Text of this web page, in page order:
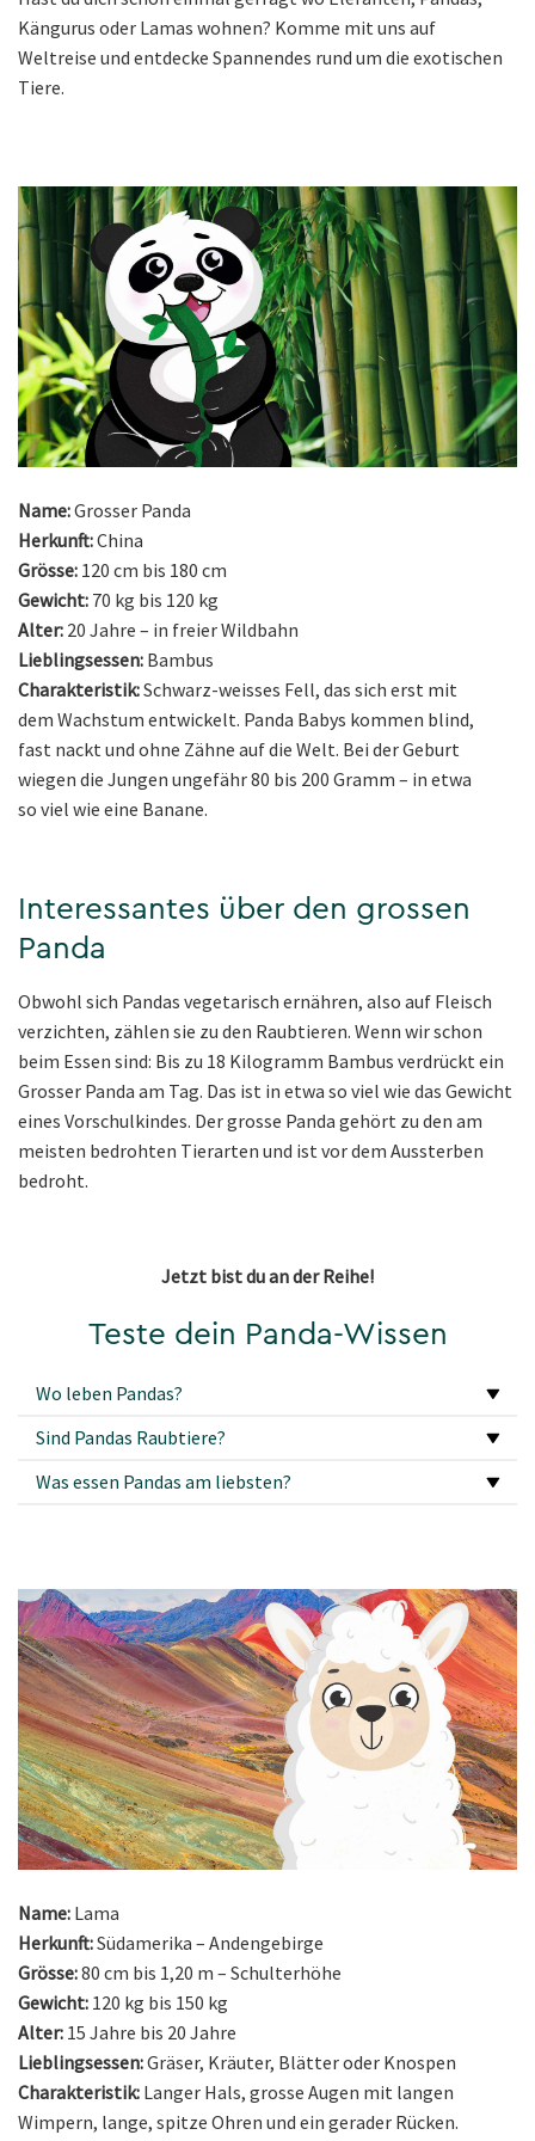
Kängurus oder Lamas wohnen? Komme mit uns auf
Weltreise und entdecke Spannendes rund um die exotischen
Tiere.
Name:Grosser Panda
Herkunft:China
Grösse: 120 cm bis 180 cm
Gewicht: 70 kg bis 120 kg
Alter: 20 Jahre – in freier Wildbahn
Lieblingsessen: Bambus
Charakteristik:Schwarz-weisses Fell, das sich erst mit
dem Wachstum entwickelt. Panda Babys kommen blind,
fast nackt und ohne Zähne auf die Welt. Bei der Geburt
wiegen die Jungen ungefähr 80 bis 200 Gramm – in etwa
so viel wie eine Banane.
Interessantes über den grossen
Panda
Obwohl sich Pandas vegetarisch ernähren, also auf Fleisch
verzichten, zählen sie zu den Raubtieren. Wenn wir schon
beim Essen sind: Bis zu 18 Kilogramm Bambus verdrückt ein
Grosser Panda am Tag. Das ist in etwa so viel wie das Gewicht
eines Vorschulkindes. Der grosse Panda gehört zu den am
meisten bedrohten Tierarten und ist vor dem Aussterben
bedroht.
Jetzt bist du an der Reihe!
Teste dein Panda-Wissen
Wo leben Pandas?
Sind Pandas Raubtiere?
Was essen Pandas am liebsten?
Name: Lama
Herkunft:Südamerika – Andengebirge
Grösse:80 cm bis 1,20 m – Schulterhöhe
Gewicht: 120 kg bis 150 kg
Alter: 15 Jahre bis 20 Jahre
Lieblingsessen:Gräser, Kräuter, Blätter oder Knospen
Charakteristik: Langer Hals, grosse Augen mit langen
Wimpern, lange, spitze Ohren und ein gerader Rücken.